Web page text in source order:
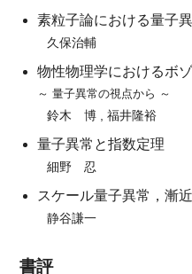
素粒子論における量子
久保治輔
物性物理学におけるボ
～ 量子異常の視点から ～
鈴木 博 , 福井隆裕
量子異常と指数定理
細野 忍
スケール量子異常，漸
静谷謙一
書評